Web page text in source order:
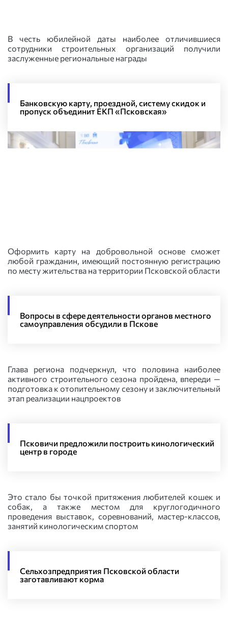
В честь юбилейной даты наиболее отличившиеся
сотрудники строительных организаций получили
заслуженные региональные награды
Банковскую карту, проездной, систему скидок и
пропуск объединит ЕКП «Псковская»
Оформить карту на добровольной основе сможет
любой гражданин, имеющий постоянную регистрацию
по месту жительства на территории Псковской области
Вопросы в сфере деятельности органов местного
самоуправления обсудили в Пскове
Глава региона подчеркнул, что половина наиболее
активного строительного сезона пройдена, впереди —
подготовка к отопительному сезону и заключительный
этап реализации нацпроектов
Псковичи предложили построить кинологический
центр в городе
Это стало бы точкой притяжения любителей кошек и
собак, а также местом для круглогодичного
проведения выставок, соревнований, мастер-классов,
занятий кинологическим спортом
Сельхозпредприятия Псковской области
заготавливают корма